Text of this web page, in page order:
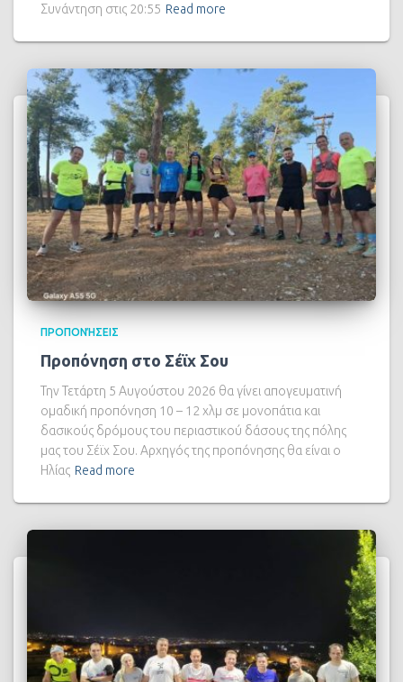
Συνάντηση στις 20:55 Read more
ΠΡΟΠΟΝΉΣΕΙΣ
Προπόνηση στο Σέϊχ Σου
Την Τετάρτη 5 Αυγούστου 2026 θα γίνει απογευματινή
ομαδική προπόνηση 10 – 12 χλμ σε μονοπάτια και
δασικούς δρόμους του περιαστικού δάσους της πόλης
μας του Σέϊχ Σου. Αρχηγός της προπόνησης θα είναι ο
Ηλίας Read more